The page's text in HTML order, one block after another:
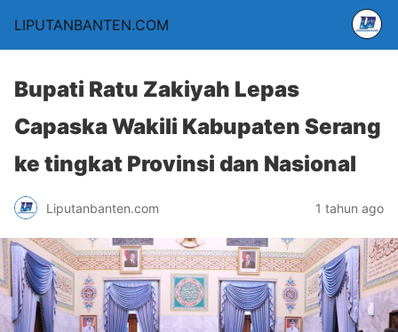
LIPUTANBANTEN.COM
Bupati Ratu Zakiyah Lepas
Capaska Wakili Kabupaten Serang
ke tingkat Provinsi dan Nasional
Liputanbanten.com 1 tahun ago